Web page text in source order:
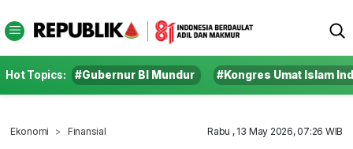
Hot Topics: #Gubernur BI Mundur #Kongres Umat Islam
Ekonomi Finansial Rabu , 13 May 2026, 07:26 WIB